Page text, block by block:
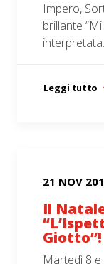
Impero,
brillante
Leggi tutto
21 NOV
Il
Giotto”!
Martedì 8